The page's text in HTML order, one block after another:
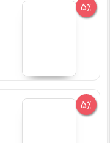
5%
5%